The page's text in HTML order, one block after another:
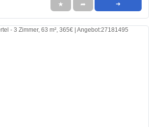
★ ➦ ➜